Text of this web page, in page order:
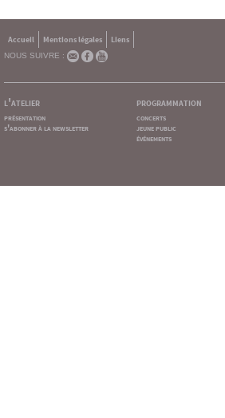
Accueil Mentions légales
Liens
NOUS SUIVRE :
l'atelier
présentation
s'abonner à la newsletter
programmation
concerts
jeune public
événements